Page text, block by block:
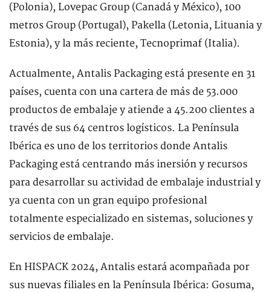
(Polonia), Lovepac Group (Canadá y México), 100
metros Group (Portugal), Pakella (Letonia, Lituania y
Estonia), y la más reciente, Tecnoprimaf (Italia).
Actualmente, Antalis Packaging está presente en 31
países, cuenta con una cartera de más de 53.000
productos de embalaje y atiende a 45.200 clientes a
través de sus 64 centros logísticos. La Península
Ibérica es uno de los territorios donde Antalis
Packaging está centrando más inersión y recursos
para desarrollar su actividad de embalaje industrial y
ya cuenta con un gran equipo profesional
totalmente especializado en sistemas, soluciones y
servicios de embalaje.
En HISPACK 2024, Antalis estará acompañada por
sus nuevas filiales en la Península Ibérica: Gosuma,